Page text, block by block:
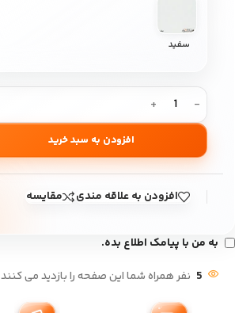
سفید
افزودن به سبد خرید
افزودن به علاقه مندی مقایسه
به من با پیامک اطلاع بده.
5 نفر همراه شما این صفحه را بازدید می کنند